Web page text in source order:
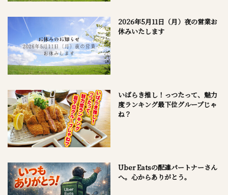
2026年5月11日（月）夜の営業お
休みいたします
いばらき推し！っつたって、魅力
度ランキング最下位グループじゃ
ね？
Uber Eatsの配達パートナーさん
へ。心からありがとう。